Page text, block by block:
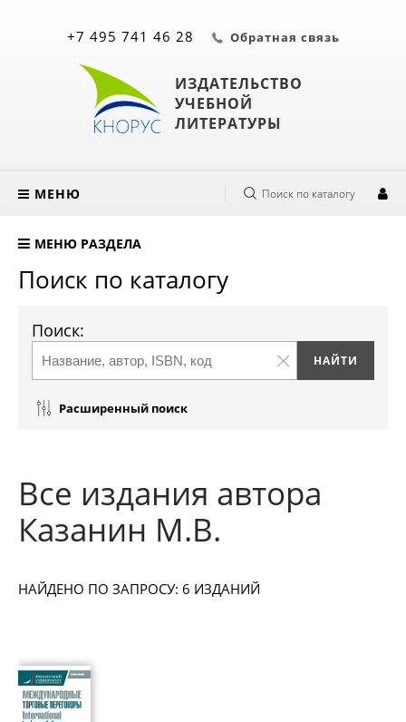
ИЗДАТЕЛЬСТВО
УЧЕБНОЙ
ЛИТЕРАТУРЫ
+7 495 741 46 28 Обратная связь
МЕНЮ Поиск по каталогу
МЕНЮ РАЗДЕЛА
Поиск по каталогу
Поиск:
Расширенный поиск
Все издания автора
Казанин М.В.
НАЙДЕНО ПО ЗАПРОСУ: 6 ИЗДАНИЙ